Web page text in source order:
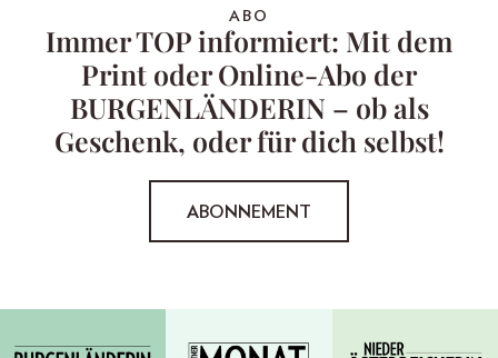
ABO
Immer TOP informiert: Mit dem
Print oder Online-Abo der
BURGENLÄNDERIN – ob als
Geschenk, oder für dich selbst!
ABONNEMENT